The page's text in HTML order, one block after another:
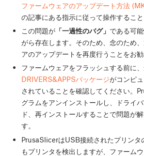
ファームウェアのアップデート方法
の記事にある指示に従って操作すること
この問題が「一過性のバグ」 である可
がら存在します。そのため、念のため
アのアップデートを再度行うことをお勧
ファームウェアをフラッシュする前に
DRIVERS&APPSパッケージがコンピ
されていることを確認してください。
グラムをアンインストールし、ドライ
ド、再インストールすることで問題が
す。
PrusaSlicerはUSB接続されたプリンタ
もプリンタを検出しますが、ファーム